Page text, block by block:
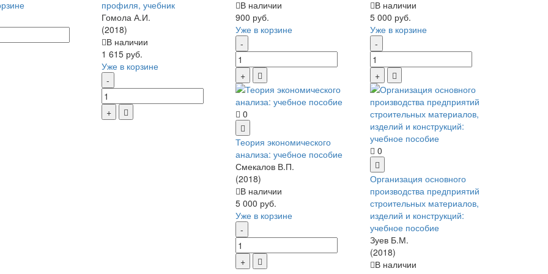
профиля, учебник
Гомола А.И.
(2018)
В наличии
1 615 руб.
Уже в корзине
В наличии
900 руб.
Уже в корзине
В наличии
5 000 руб.
Уже в корзине
0
Теория экономического
анализа: учебное пособие
Смекалов В.П.
(2018)
В наличии
5 000 руб.
Уже в корзине
0
Организация основного
производства предприятий
строительных материалов,
изделий и конструкций:
учебное пособие
Зуев Б.М.
(2018)
В наличии